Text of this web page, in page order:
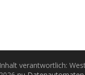
verantwortlich: